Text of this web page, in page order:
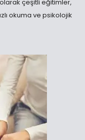
çeşitli eğitimler,
okuma ve psikolojik